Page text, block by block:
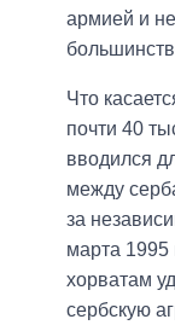
армией и
Что
почти 40
вводился
между
за
марта 1995
хорватам
сербскую